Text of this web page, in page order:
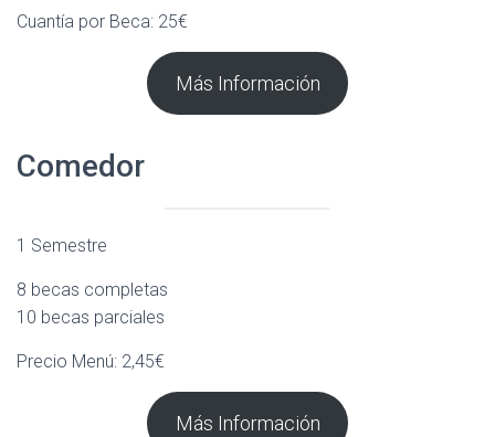
Cuantía por Beca: 25€
Más Información
Comedor
1 Semestre
8 becas completas
10 becas parciales
Precio Menú: 2,45€
Más Información